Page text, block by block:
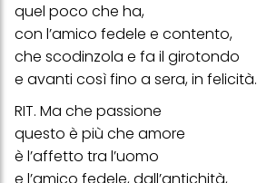
quel poco che ha,
con l’amico fedele e contento,
che scodinzola e fa il girotondo
e avanti così fino a sera, in felicità.
RIT. Ma che passione
questo è più che amore
è l’affetto tra l’uomo